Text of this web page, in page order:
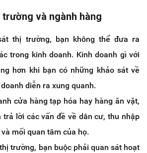
trường và ngành hàng
thị trường, bạn không thể đưa ra
trong kinh doanh. Kinh doanh gì với
hơn khi bạn có những khảo sát về
diễn ra xung quanh.
cửa hàng tạp hóa hay hàng ăn vặt,
trả lời các vấn đề về dân cư, thu nhập
mối quan tâm của họ.
trường, bạn buộc phải quan sát hoạt